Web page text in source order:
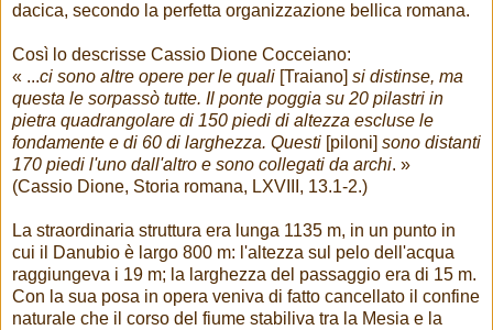
dacica, secondo la perfetta organizzazione bellica romana.
Così lo descrisse Cassio Dione Cocceiano:
« ...ci sono altre opere per le quali [Traiano] si distinse, ma
questa le sorpassò tutte. Il ponte poggia su 20 pilastri in
pietra quadrangolare di 150 piedi di altezza escluse le
fondamente e di 60 di larghezza. Questi [piloni] sono distanti
170 piedi l'uno dall'altro e sono collegati da archi. »
(Cassio Dione, Storia romana, LXVIII, 13.1-2.)
La straordinaria struttura era lunga 1135 m, in un punto in
cui il Danubio è largo 800 m: l'altezza sul pelo dell'acqua
raggiungeva i 19 m; la larghezza del passaggio era di 15 m.
Con la sua posa in opera veniva di fatto cancellato il confine
naturale che il corso del fiume stabiliva tra la Mesia e la